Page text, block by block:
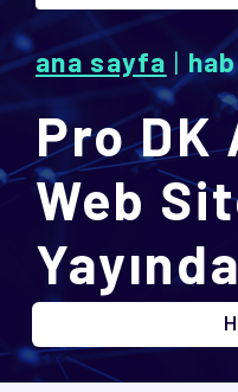
ana sayfa |
Pro DK
Web